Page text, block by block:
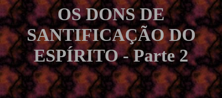
OS DONS DE
SANTIFICAÇÃO DO
ESPÍRITO - Parte 2